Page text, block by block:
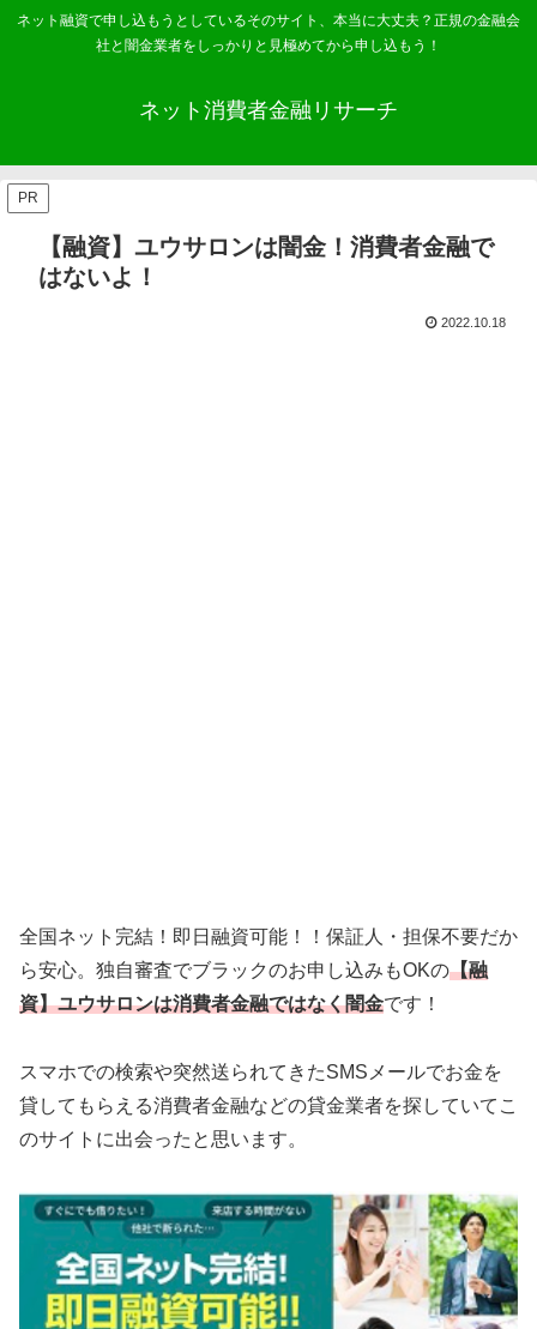
ネット融資で申し込もうとしているそのサイト、本当に大丈夫？正規の金融会
社と闇金業者をしっかりと見極めてから申し込もう！
ネット消費者金融リサーチ
PR
【融資】ユウサロンは闇金！消費者金融で
はないよ！
2022.10.18
全国ネット完結！即日融資可能！！保証人・担保不要だか
ら安心。独自審査でブラックのお申し込みもOKの【融
資】ユウサロンは消費者金融ではなく闇金です！
スマホでの検索や突然送られてきたSMSメールでお金を
貸してもらえる消費者金融などの貸金業者を探していてこ
のサイトに出会ったと思います。